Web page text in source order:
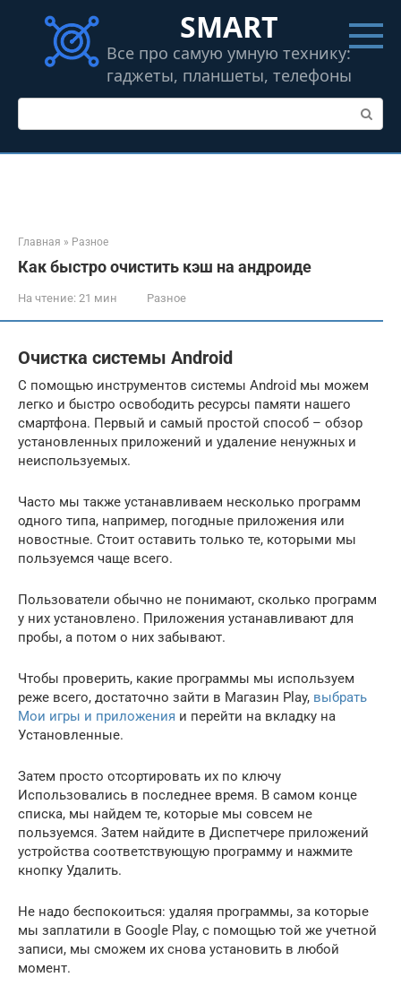
контенту
SMART
Все про самую умную технику:
гаджеты, планшеты, телефоны
Поиск:
Главная » Разное
Как быстро очистить кэш на андроиде
На чтение: 21 мин Разное
Очистка системы Android
С помощью инструментов системы Android мы можем
легко и быстро освободить ресурсы памяти нашего
смартфона. Первый и самый простой способ – обзор
установленных приложений и удаление ненужных и
неиспользуемых.
Часто мы также устанавливаем несколько программ
одного типа, например, погодные приложения или
новостные. Стоит оставить только те, которыми мы
пользуемся чаще всего.
Пользователи обычно не понимают, сколько программ
у них установлено. Приложения устанавливают для
пробы, а потом о них забывают.
Чтобы проверить, какие программы мы используем
реже всего, достаточно зайти в Магазин Play, выбрать
Мои игры и приложения и перейти на вкладку на
Установленные.
Затем просто отсортировать их по ключу
Использовались в последнее время. В самом конце
списка, мы найдем те, которые мы совсем не
пользуемся. Затем найдите в Диспетчере приложений
устройства соответствующую программу и нажмите
кнопку Удалить.
Не надо беспокоиться: удаляя программы, за которые
мы заплатили в Google Play, с помощью той же учетной
записи, мы сможем их снова установить в любой
момент.